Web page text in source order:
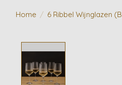
Home / 6 Ribbel Wijnglazen